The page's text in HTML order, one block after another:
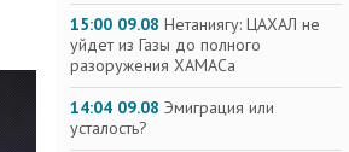
15:00 09.08 Нетаниягу: ЦАХАЛ не
уйдет из Газы до полного
разоружения ХАМАСа
14:04 09.08 Эмиграция или
усталость?